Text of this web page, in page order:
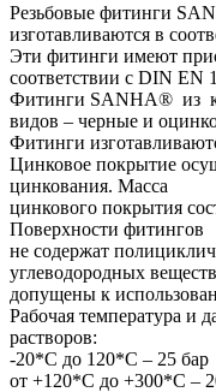
Резьбовые фитинги
изготавливаются в
Эти фитинги имеют
соответствии с DIN EN
Фитинги SANHA® из
видов – черные и
Фитинги
Цинковое покрытие
цинкования. Масса
цинкового покрытия
Поверхности фитингов
не содержат
углеводородных
допущены к
Рабочая температура и
растворов:
-20*C до 120*С – 25 бар
от +120*C до +300*С –